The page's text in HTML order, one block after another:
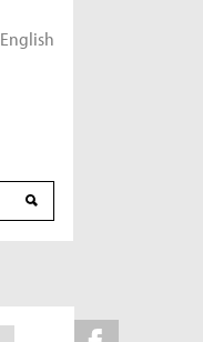
English